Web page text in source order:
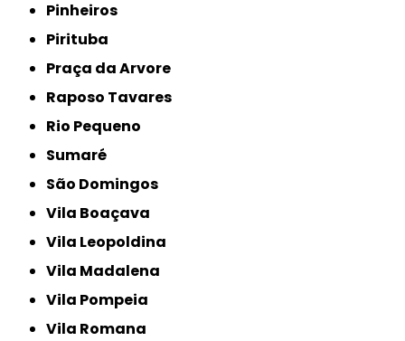
Pinheiros
Pirituba
Praça da Arvore
Raposo Tavares
Rio Pequeno
Sumaré
São Domingos
Vila Boaçava
Vila Leopoldina
Vila Madalena
Vila Pompeia
Vila Romana